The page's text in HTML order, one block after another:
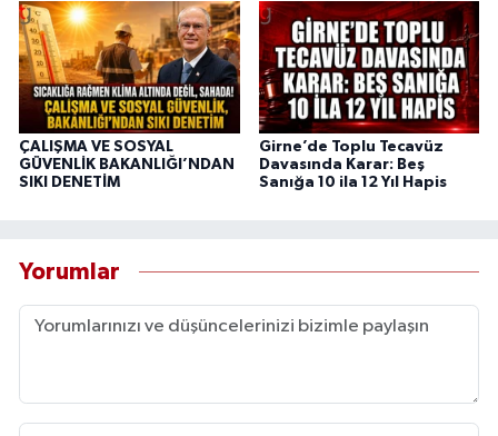
ÇALIŞMA VE SOSYAL
GÜVENLİK BAKANLIĞI’NDAN
SIKI DENETİM
Girne’de Toplu Tecavüz
Davasında Karar: Beş
Sanığa 10 ila 12 Yıl Hapis
Yorumlar